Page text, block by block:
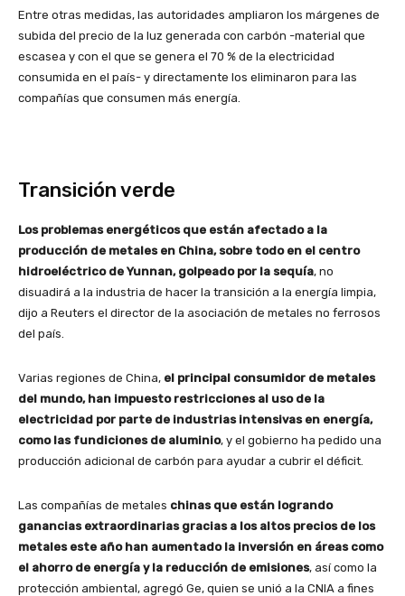
Entre otras medidas, las autoridades ampliaron los márgenes de
subida del precio de la luz generada con carbón -material que
escasea y con el que se genera el 70 % de la electricidad
consumida en el país- y directamente los eliminaron para las
compañías que consumen más energía.
Transición verde
Los problemas energéticos que están afectado a la
producción de metales en China, sobre todo en el centro
hidroeléctrico de Yunnan, golpeado por la sequía, no
disuadirá a la industria de hacer la transición a la energía limpia,
dijo a Reuters el director de la asociación de metales no ferrosos
del país.
Varias regiones de China, el principal consumidor de metales
del mundo, han impuesto restricciones al uso de la
electricidad por parte de industrias intensivas en energía,
como las fundiciones de aluminio, y el gobierno ha pedido una
producción adicional de carbón para ayudar a cubrir el déficit.
Las compañías de metales chinas que están logrando
ganancias extraordinarias gracias a los altos precios de los
metales este año han aumentado la inversión en áreas como
el ahorro de energía y la reducción de emisiones, así como la
protección ambiental, agregó Ge, quien se unió a la CNIA a fines